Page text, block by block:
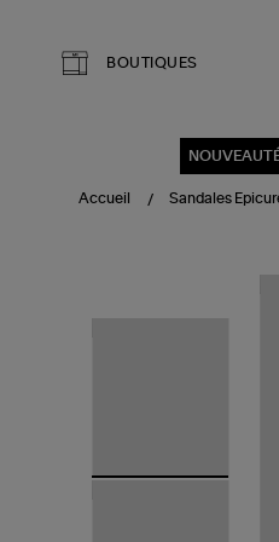
BOUTIQUES
Accueil Sandales